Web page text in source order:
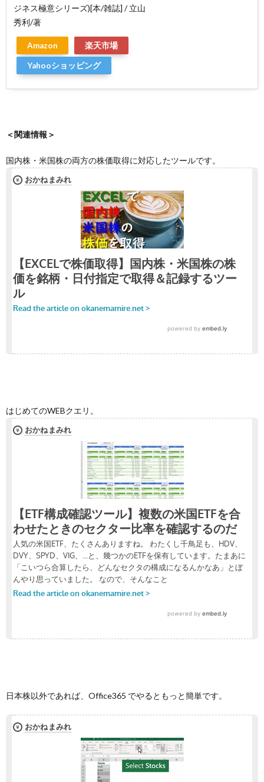
ジネス極意シリーズ)[本/雑誌] / 立山
秀利/著
Amazon 楽天市場
Yahooショッピング
＜関連情報＞
国内株・米国株の両方の株価取得に対応したツールです。
はじめてのWEBクエリ。
日本株以外であれば、Office365 でやるともっと簡単です。